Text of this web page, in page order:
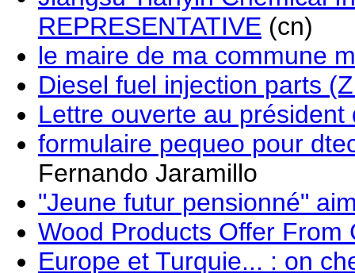
REPRESENTATIVE (cn)
le maire de ma commune
Diesel fuel injection parts
Lettre ouverte au président
formulaire pequeo pour
Fernando Jaramillo
"Jeune futur pensionné"
Wood Products Offer From
Europe et Turquie... : on